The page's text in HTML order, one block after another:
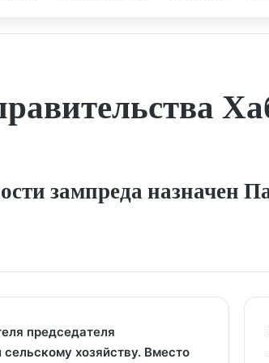
зампреда назначен
председателя
хозяйству. Вместо